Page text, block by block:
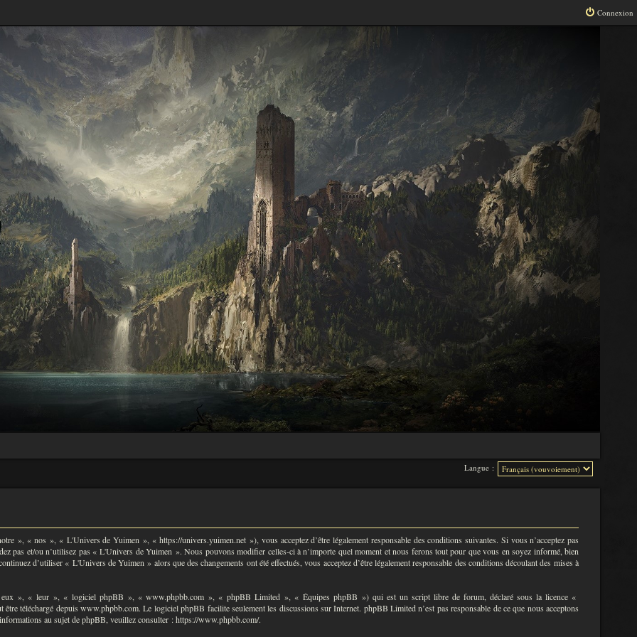
Connexion
Langue :
», « nos », « L'Univers de Yuimen », « https://univers.yuimen.net »), vous acceptez d’être légalement responsable des conditions suivantes. Si vous n’acceptez pas
pas et/ou n’utilisez pas « L'Univers de Yuimen ». Nous pouvons modifier celles-ci à n’importe quel moment et nous ferons tout pour que vous en soyez informé, bien
d’utiliser « L'Univers de Yuimen » alors que des changements ont été effectués, vous acceptez d’être légalement responsable des conditions découlant des mises à
», « leur », « logiciel phpBB », « www.phpbb.com », « phpBB Limited », « Équipes phpBB ») qui est un script libre de forum, déclaré sous la licence «
téléchargé depuiswww.phpbb.com. Le logiciel phpBB facilite seulement les discussions sur Internet. phpBB Limited n’est pas responsable de ce que nous acceptons
au sujet de phpBB, veuillez consulter :https://www.phpbb.com/.